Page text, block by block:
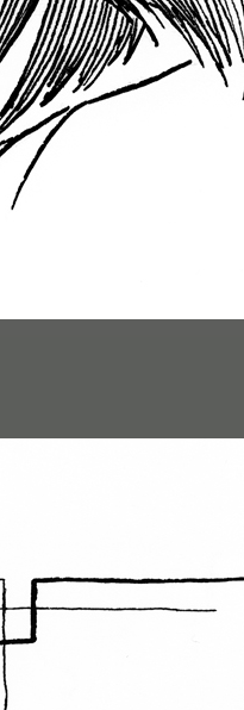
Ça a été un bon casse tête, mais